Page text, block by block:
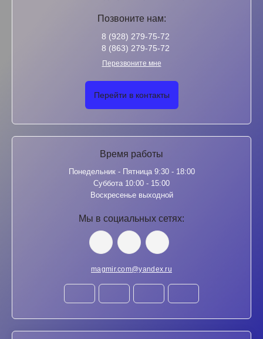
Позвоните нам:
8 (928) 279-75-72
8 (863) 279-75-72
Перезвоните мне
Перейти в контакты
Время работы
Понедельник - Пятница 9:30 - 18:00
Суббота 10:00 - 15:00
Воскресенье выходной
Мы в социальных сетях:
magmir.com@yandex.ru